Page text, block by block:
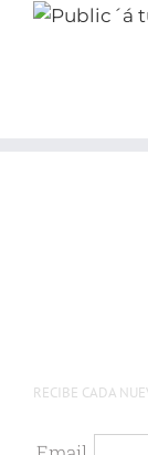
RECIBE CADA